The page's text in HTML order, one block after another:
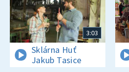
3:03
Sklárna Huť
Jakub Tasice